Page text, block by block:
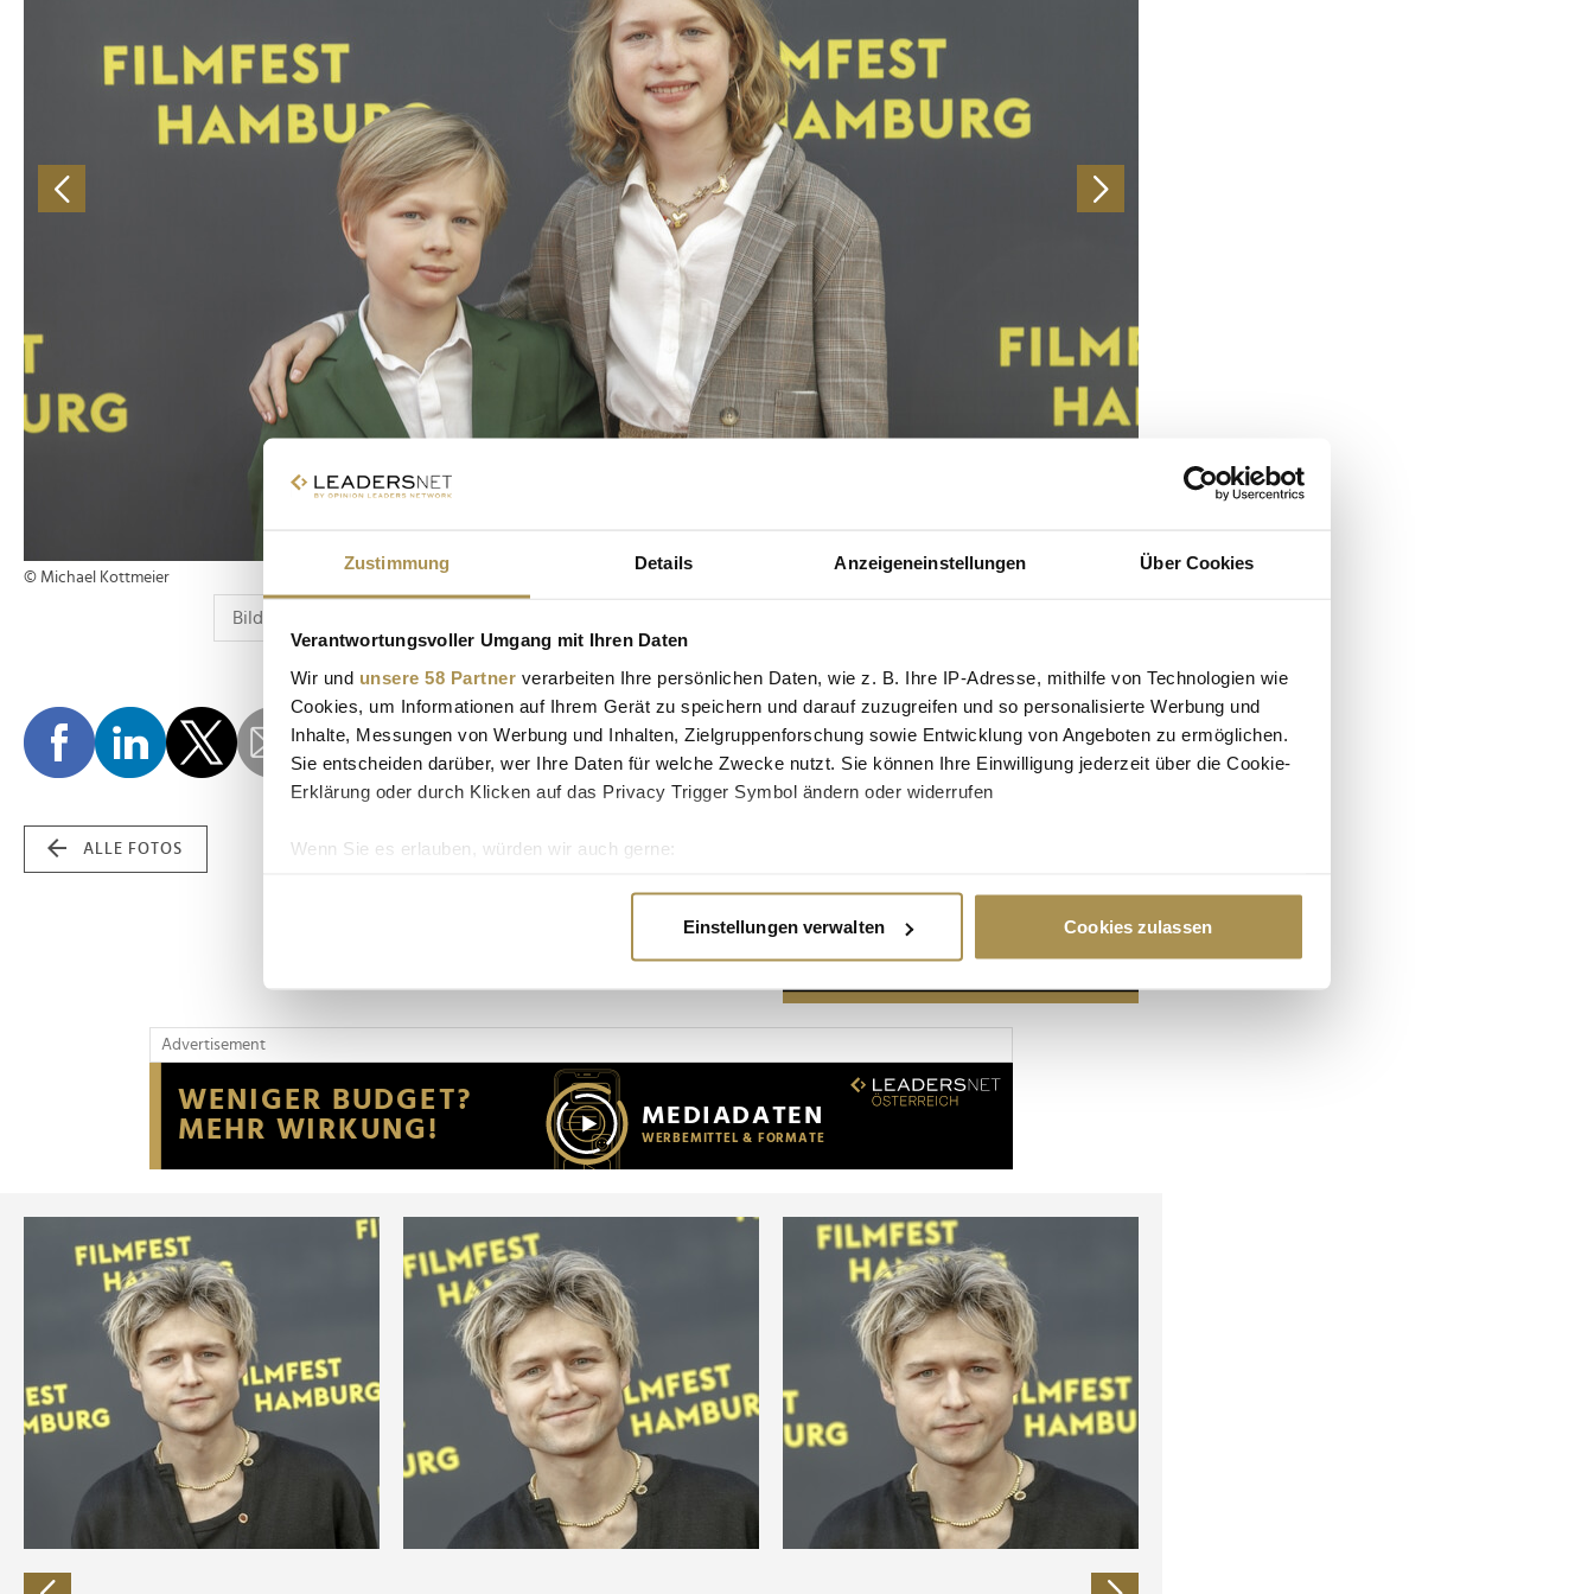
Zustimmung Details Anzeigeneinstellungen Über Cookies
Verantwortungsvoller Umgang mit Ihren Daten
Wir und unsere 58 Partner verarbeiten Ihre persönlichen Daten, wie z. B. Ihre IP-Adresse, mithilfe von Technologien wie
Cookies, um Informationen auf Ihrem Gerät zu speichern und darauf zuzugreifen und so personalisierte Werbung und
Inhalte, Messungen von Werbung und Inhalten, Zielgruppenforschung sowie Entwicklung von Angeboten zu ermöglichen.
Sie entscheiden darüber, wer Ihre Daten für welche Zwecke nutzt. Sie können Ihre Einwilligung jederzeit über die Cookie-
Erklärung oder durch Klicken auf das Privacy Trigger Symbol ändern oder widerrufen
Wenn Sie es erlauben, würden wir auch gerne:
Erfahren Sie mehr darüber, wie Ihre persönlichen Daten verarbeitet werden, und legen Sie Ihre Präferenzen im
Wir verwenden Cookies, um Inhalte und Anzeigen zu personalisieren, Funktionen für soziale Medien anbieten zu können
Website an unsere Partner für soziale Medien, Werbung und Analysen weiter. Unsere Partner führen diese Informationen
möglicherweise mit weiteren Daten zusammen, die Sie ihnen bereitgestellt haben oder die sie im Rahmen Ihrer Nutzung
der Dienste gesammelt haben.
Einstellungen verwalten Cookies zulassen
© Michael Kottmeier
ALLE FOTOS
Advertisement
Advertisement